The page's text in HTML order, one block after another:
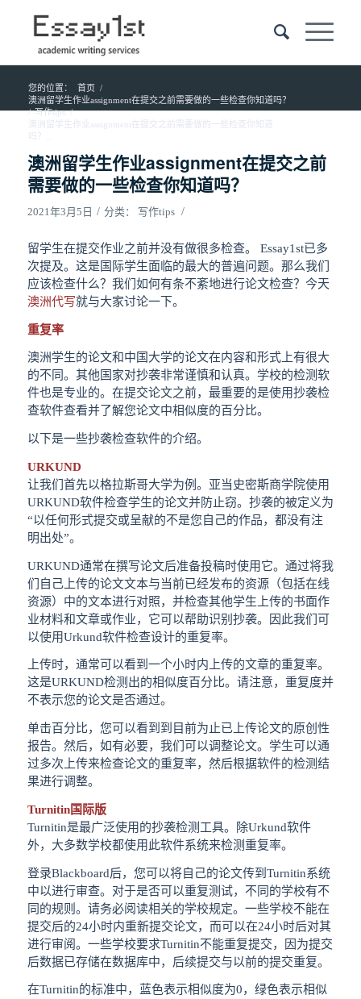
您的位置： 首页 /
澳洲留学生作业assignment在提交之前需要做的一些检查你知道吗？
/ 写作tips /
澳洲留学生作业assignment在提交之前需要做的一些检查你知道
吗？...
澳洲留学生作业assignment在提交之前
需要做的一些检查你知道吗？
2021年3月5日 / 分类： 写作tips /
留学生在提交作业之前并没有做很多检查。 Essay1st已多
次提及。这是国际学生面临的最大的普遍问题。那么我们
应该检查什么？我们如何有条不紊地进行论文检查？今天
澳洲代写就与大家讨论一下。
重复率
澳洲学生的论文和中国大学的论文在内容和形式上有很大
的不同。其他国家对抄袭非常谨慎和认真。学校的检测软
件也是专业的。在提交论文之前，最重要的是使用抄袭检
查软件查看并了解您论文中相似度的百分比。
以下是一些抄袭检查软件的介绍。
URKUND
让我们首先以格拉斯哥大学为例。亚当史密斯商学院使用
URKUND软件检查学生的论文并防止窃。抄袭的被定义为
“以任何形式提交或呈献的不是您自己的作品，都没有注
明出处”。
URKUND通常在撰写论文后准备投稿时使用它。通过将我
们自己上传的论文文本与当前已经发布的资源（包括在线
资源）中的文本进行对照，并检查其他学生上传的书面作
业材料和文章或作业，它可以帮助识别抄袭。因此我们可
以使用Urkund软件检查设计的重复率。
上传时，通常可以看到一个小时内上传的文章的重复率。
这是URKUND检测出的相似度百分比。请注意，重复度并
不表示您的论文是否通过。
单击百分比，您可以看到到目前为止已上传论文的原创性
报告。然后，如有必要，我们可以调整论文。学生可以通
过多次上传来检查论文的重复率，然后根据软件的检测结
果进行调整。
Turnitin国际版
Turnitin是最广泛使用的抄袭检测工具。除Urkund软件
外，大多数学校都使用此软件系统来检测重复率。
登录Blackboard后，您可以将自己的论文传到Turnitin系统
中以进行审查。对于是否可以重复测试，不同的学校有不
同的规则。请务必阅读相关的学校规定。一些学校不能在
提交后的24小时内重新提交论文，而可以在24小时后对其
进行审阅。一些学校要求Turnitin不能重复提交，因为提交
后数据已存储在数据库中，后续提交与以前的提交重复。
在Turnitin的标准中，蓝色表示相似度为0，绿色表示相似